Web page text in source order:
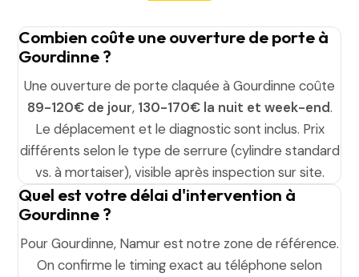
Combien coûte une ouverture de porte à
Gourdinne ?
Une ouverture de porte claquée à Gourdinne coûte
89-120€ de jour, 130-170€ la nuit et week-end.
Le déplacement et le diagnostic sont inclus. Prix
différents selon le type de serrure (cylindre standard
vs. à mortaiser), visible après inspection sur site.
Quel est votre délai d'intervention à
Gourdinne ?
Pour Gourdinne, Namur est notre zone de référence.
On confirme le timing exact au téléphone selon